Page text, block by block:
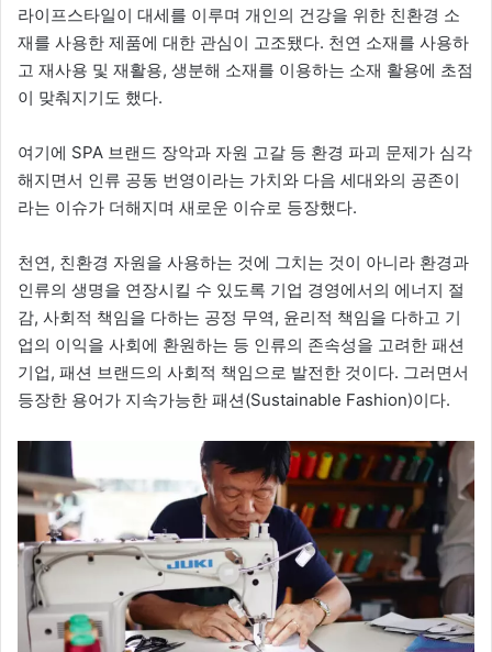
라이프스타일이 대세를 이루며 개인의 건강을 위한 친환경 소
재를 사용한 제품에 대한 관심이 고조됐다. 천연 소재를 사용하
고 재사용 및 재활용, 생분해 소재를 이용하는 소재 활용에 초점
이 맞춰지기도 했다.
여기에 SPA 브랜드 장악과 자원 고갈 등 환경 파괴 문제가 심각
해지면서 인류 공동 번영이라는 가치와 다음 세대와의 공존이
라는 이슈가 더해지며 새로운 이슈로 등장했다.
천연, 친환경 자원을 사용하는 것에 그치는 것이 아니라 환경과
인류의 생명을 연장시킬 수 있도록 기업 경영에서의 에너지 절
감, 사회적 책임을 다하는 공정 무역, 윤리적 책임을 다하고 기
업의 이익을 사회에 환원하는 등 인류의 존속성을 고려한 패션
기업, 패션 브랜드의 사회적 책임으로 발전한 것이다. 그러면서
등장한 용어가 지속가능한 패션(Sustainable Fashion)이다.